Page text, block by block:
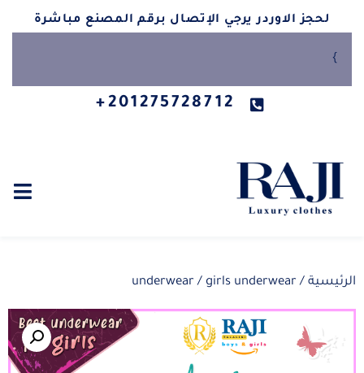
لحجز الاوردر يرجي الإتصال برقم المصنع مباشرة
}
201275728712+
الرئيسية /
underwear / girls underwear